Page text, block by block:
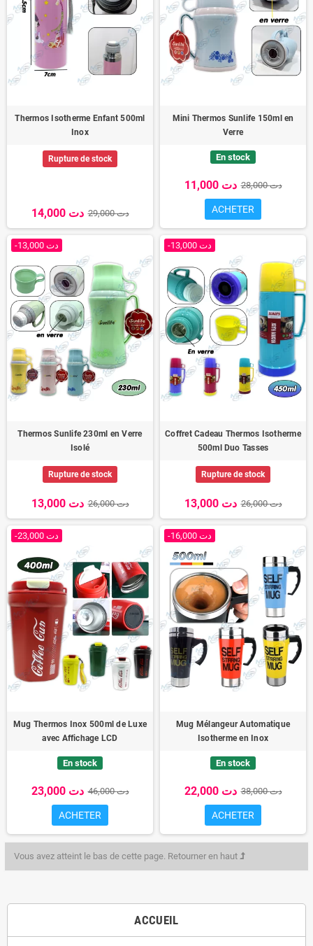
ACCUEIL
Thermos Isotherme Enfant 500ml
Inox
Rupture de stock
14,000 دت 29,000 دت
Mini Thermos Sunlife 150ml en
Verre
En stock
11,000 دت 28,000 دت
ACHETER
-13,000 دت
Thermos Sunlife 230ml en Verre
Isolé
Rupture de stock
13,000 دت 26,000 دت
-13,000 دت
Coffret Cadeau Thermos Isotherme
500ml Duo Tasses
Rupture de stock
13,000 دت 26,000 دت
-23,000 دت
Mug Thermos Inox 500ml de Luxe
avec Affichage LCD
En stock
23,000 دت 46,000 دت
ACHETER
-16,000 دت
Mug Mélangeur Automatique
Isotherme en Inox
En stock
22,000 دت 38,000 دت
ACHETER
Vous avez atteint le bas de cette page. Retourner en haut